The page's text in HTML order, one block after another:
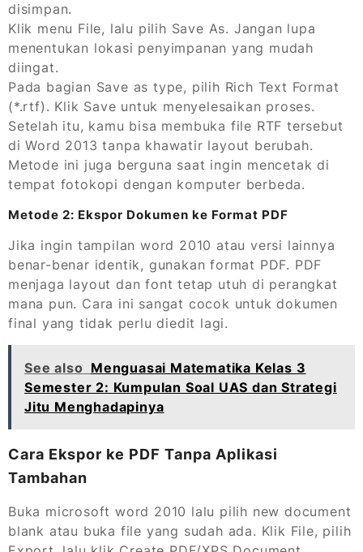
disimpan.
Klik menu File, lalu pilih Save As. Jangan lupa
menentukan lokasi penyimpanan yang mudah
diingat.
Pada bagian Save as type, pilih Rich Text Format
(*.rtf). Klik Save untuk menyelesaikan proses.
Setelah itu, kamu bisa membuka file RTF tersebut
di Word 2013 tanpa khawatir layout berubah.
Metode ini juga berguna saat ingin mencetak di
tempat fotokopi dengan komputer berbeda.
Metode 2: Ekspor Dokumen ke Format PDF
Jika ingin tampilan word 2010 atau versi lainnya
benar-benar identik, gunakan format PDF. PDF
menjaga layout dan font tetap utuh di perangkat
mana pun. Cara ini sangat cocok untuk dokumen
final yang tidak perlu diedit lagi.
See also Menguasai Matematika Kelas 3
Semester 2: Kumpulan Soal UAS dan Strategi
Jitu Menghadapinya
Cara Ekspor ke PDF Tanpa Aplikasi
Tambahan
Buka microsoft word 2010 lalu pilih new document
blank atau buka file yang sudah ada. Klik File, pilih